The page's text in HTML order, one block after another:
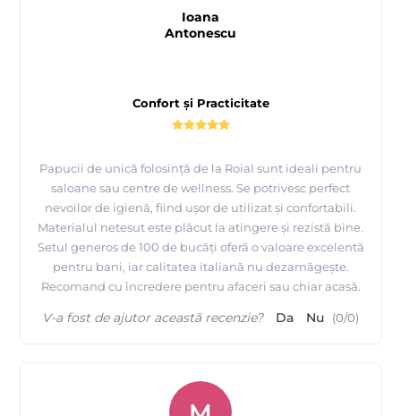
Confort și Practicitate
Papucii de unică folosință de la Roial sunt ideali pentru
saloane sau centre de wellness. Se potrivesc perfect
nevoilor de igienă, fiind ușor de utilizat și confortabili.
Materialul netesut este plăcut la atingere și rezistă bine.
Setul generos de 100 de bucăți oferă o valoare excelentă
pentru bani, iar calitatea italiană nu dezamăgește.
Recomand cu încredere pentru afaceri sau chiar acasă.
Ioana
Antonescu
V-a fost de ajutor această recenzie? Da Nu (0/0)